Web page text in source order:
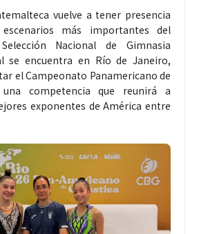
vuelve a tener presencia
más importantes del
Nacional de Gimnasia
se encuentra en Río de Janeiro,
el Campeonato Panamericano de
una competencia que reunirá a
exponentes de América entre